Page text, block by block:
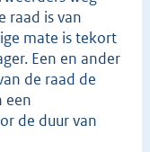
raad is van
mate is tekort
Een en ander
de raad de
een
de duur van